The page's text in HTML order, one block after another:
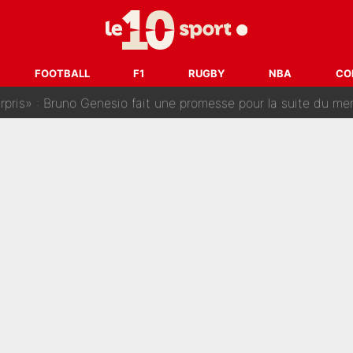
FOOTBALL F1 RUGBY NBA
à 100M€ du PSG qui fait basculer le mercato du
à l’OM : Le départ qui soulage le vestiaire de
: Bruno Genesio fait une promesse pour la suite du